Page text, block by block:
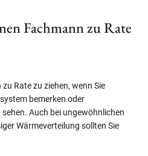
Fachmann zu Rate
Rate zu ziehen, wenn Sie
bemerken oder
Auch bei ungewöhnlichen
Wärmeverteilung sollten Sie